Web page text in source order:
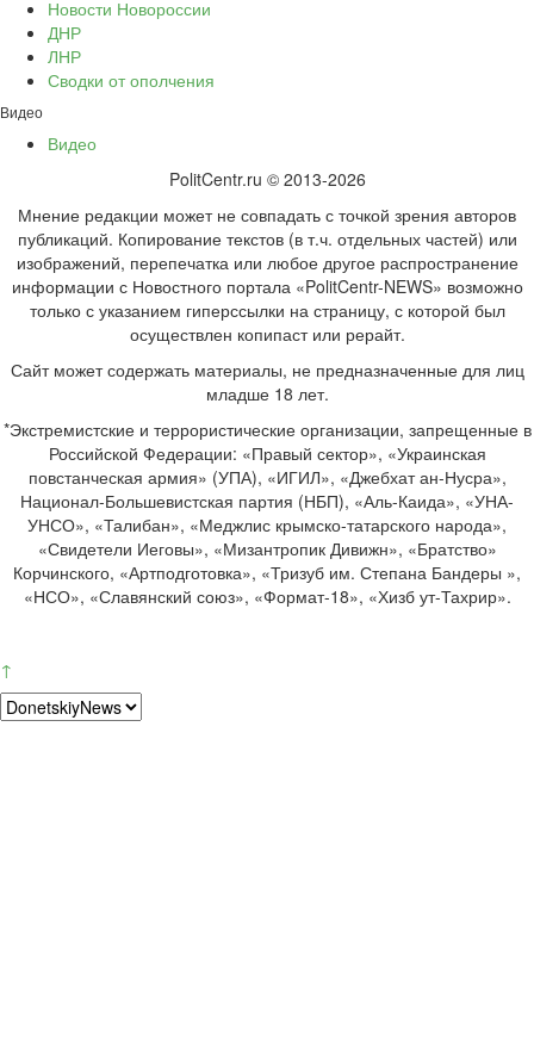
Новости Новороссии
ДНР
ЛНР
Сводки от ополчения
Видео
Видео
PolitCentr.ru © 2013-2026
Мнение редакции может не совпадать с точкой зрения авторов
публикаций. Копирование текстов (в т.ч. отдельных частей) или
изображений, перепечатка или любое другое распространение
информации с Новостного портала «PolitCentr-NEWS» возможно
только с указанием гиперссылки на страницу, с которой был
осуществлен копипаст или рерайт.
Сайт может содержать материалы, не предназначенные для лиц
младше 18 лет.
*Экстремистские и террористические организации, запрещенные в
Российской Федерации: «Правый сектор», «Украинская
повстанческая армия» (УПА), «ИГИЛ», «Джебхат ан-Нусра»,
Национал-Большевистская партия (НБП), «Аль-Каида», «УНА-
УНСО», «Талибан», «Меджлис крымско-татарского народа»,
«Свидетели Иеговы», «Мизантропик Дивижн», «Братство»
Корчинского, «Артподготовка», «Тризуб им. Степана Бандеры »,
«НСО», «Славянский союз», «Формат-18», «Хизб ут-Тахрир».
↑